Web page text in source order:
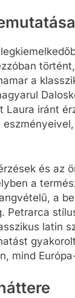
a
iránt
és az
a
a
Petrarca
latin
mind